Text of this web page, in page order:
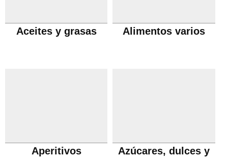
Aceites y grasas Alimentos varios
Aperitivos
Azúcares, dulces y